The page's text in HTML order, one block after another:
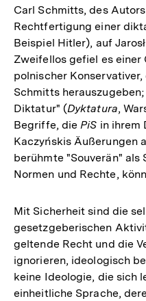
Carl Schmitts, des
Rechtfertigung einer
Beispiel Hitler), auf
Zweifellos gefiel es einer
polnischer
Schmitts
Diktatur" (Dyktatura,
Begriffe, diePiS in ihrem
Kaczyńskis Äußerungen
berühmte "Souverän"
Normen und Rechte,
Mit Sicherheit sind die
gesetzgeberischen
geltende Recht und die
ignorieren, ideologisch
keine Ideologie, die sich
einheitliche Sprache,